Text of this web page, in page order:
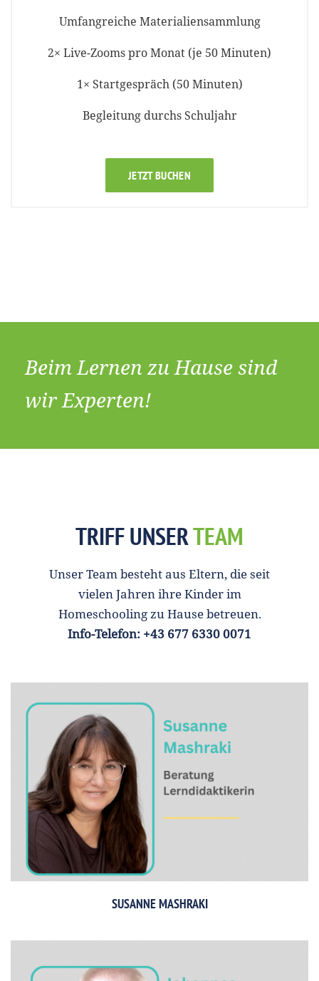
Umfangreiche Materialiensammlung
2× Live-Zooms pro Monat (je 50 Minuten)
1× Startgespräch (50 Minuten)
Begleitung durchs Schuljahr
JETZT BUCHEN
Beim Lernen zu Hause sind
wir Experten!
TRIFF UNSERTEAM
Unser Team besteht aus Eltern, die seit
vielen Jahren ihre Kinder im
Homeschooling zu Hause betreuen.
Info-Telefon: +43 677 6330 0071
SUSANNE MASHRAKI